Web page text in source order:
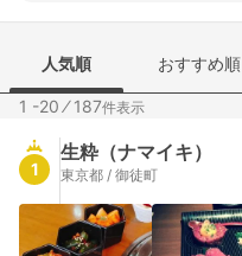
人気順 おすすめ順
1 -20 ⁄187件表示
1
生粋（ナマイキ）
東京都 / 御徒町